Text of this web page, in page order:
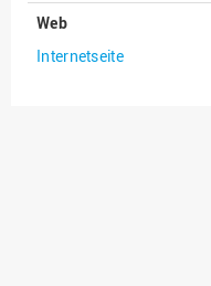
Präsidialbüro
Professional School
Web
Internetseite